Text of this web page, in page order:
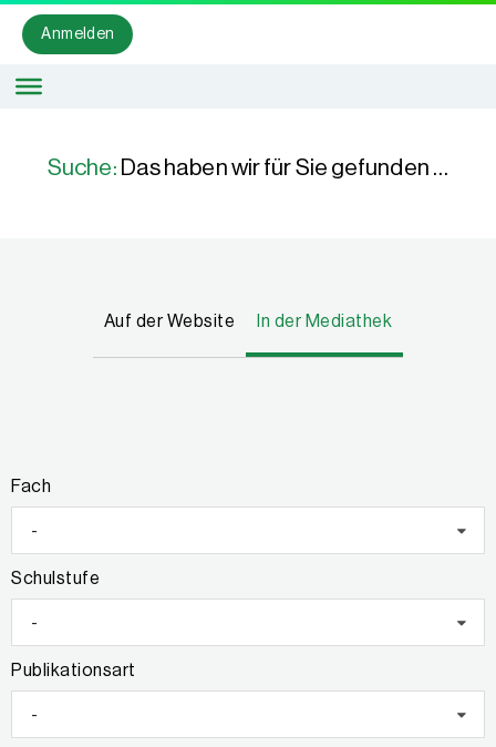
Anmelden
Suche: Das haben wir für Sie gefunden …
Auf der Website In der Mediathek
Fach
-
Schulstufe
-
Publikationsart
-